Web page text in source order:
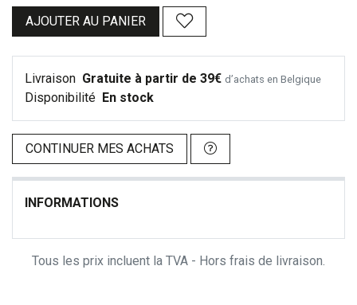
AJOUTER AU PANIER
Livraison Gratuite à partir de 39€ d’achats en Belgique
Disponibilité En stock
CONTINUER MES ACHATS
INFORMATIONS
Tous les prix incluent la TVA - Hors frais de livraison.